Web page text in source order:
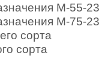
М-55-23
М-75-23
сорта
сорта